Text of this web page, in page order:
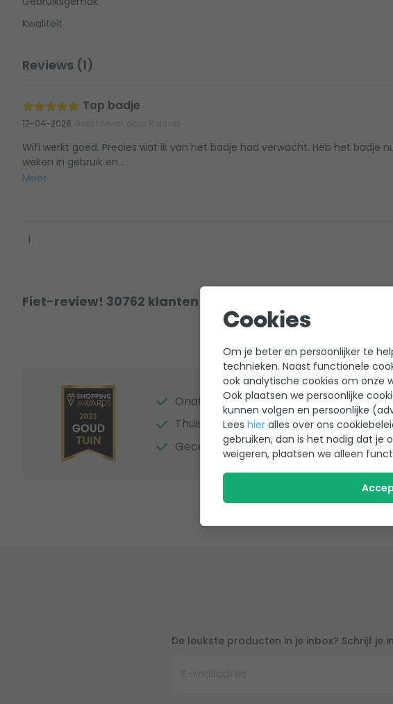
Kwaliteit
Reviews (1)
Top badje
12-04-2026
Wifi werkt goed. Precies wat ik van het badje had verwacht. Heb het badje
weken in gebruik en...
Meer
1
Fiet-review! 30762 klanten hebben al een review achter
Onafhankelijke beoordelingen
Thuiswinkel Waarborg
Gecertificeerde webwinkel
De leukste producten in je inbox? Schrijf
Cookies
Om je beter en persoonlijker te
technieken. Naast functionele
ook analytische cookies om onze
Ook plaatsen we persoonlijke
kunnen volgen en persoonlijke
Lees hier alles over ons
gebruiken, dan is het nodig dat je
weigeren, plaatsen we alleen